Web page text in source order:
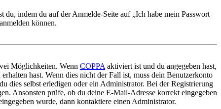
indem du auf der Anmelde-Seite auf „Ich habe mein Passwort
können.
Möglichkeiten. Wenn COPPA aktiviert ist und du angegeben hast,
hast. Wenn dies nicht der Fall ist, muss dein Benutzerkonto
dies selbst erledigen oder ein Administrator. Bei der Registrierung
Ansonsten prüfe, ob du deine E-Mail-Adresse korrekt eingegeben
wurde, dann kontaktiere einen Administrator.